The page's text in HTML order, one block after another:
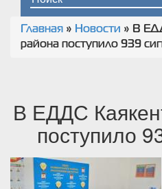
Форма
Вы здесь
Главная » Новости » В
района поступило 939
В ЕДДС
поступило